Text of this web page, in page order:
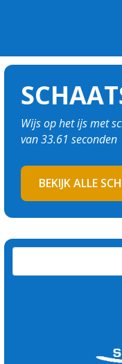
Wijs op het ijs met
van 33.61 seconden
BEKIJK ALLE